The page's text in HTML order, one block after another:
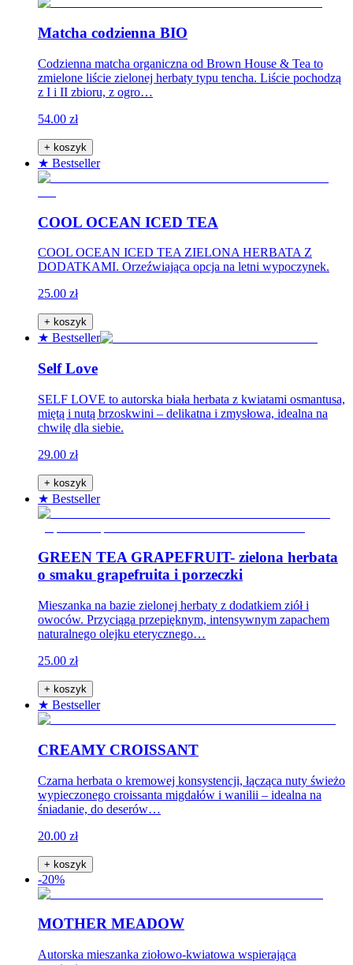
Matcha codzienna BIO
Codzienna matcha organiczna od Brown House & Tea to
zmielone liście zielonej herbaty typu tencha. Liście pochodzą
z I i II zbioru, z ogro…
54.00 zł
+ koszyk
★ Bestseller
COOL OCEAN ICED TEA
COOL OCEAN ICED TEA ZIELONA HERBATA Z
DODATKAMI. Orzeźwiająca opcja na letni wypoczynek.
25.00 zł
+ koszyk
★ Bestseller
Self Love
SELF LOVE to autorska biała herbata z kwiatami osmantusa,
miętą i nutą brzoskwini – delikatna i zmysłowa, idealna na
chwilę dla siebie.
29.00 zł
+ koszyk
★ Bestseller
GREEN TEA GRAPEFRUIT- zielona herbata
o smaku grapefruita i porzeczki
Mieszanka na bazie zielonej herbaty z dodatkiem ziół i
owoców. Przyciąga przepięknym, intensywnym zapachem
naturalnego olejku eterycznego…
25.00 zł
+ koszyk
★ Bestseller
CREAMY CROISSANT
Czarna herbata o kremowej konsystencji, łącząca nuty świeżo
wypieczonego croissanta migdałów i wanilii – idealna na
śniadanie, do deserów…
20.00 zł
+ koszyk
-20%
MOTHER MEADOW
Autorska mieszanka ziołowo-kwiatowa wspierająca